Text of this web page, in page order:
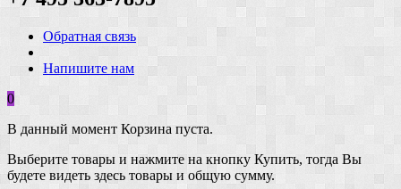
Обратная связь
Напишите нам
0
В данный момент Корзина пуста.
Выберите товары и нажмите на кнопку Купить, тогда Вы
будете видеть здесь товары и общую сумму.